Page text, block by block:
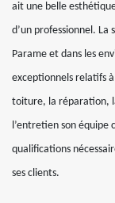
ait une belle
d’un professionnel.
Parame et dans les
exceptionnels relatifs
toiture, la réparation,
l’entretien son équipe
qualifications
ses clients.